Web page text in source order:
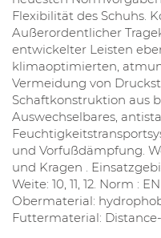
Flexibilität des Schuhs.
Außerordentlicher
entwickelter Leisten
klimaoptimierten,
Vermeidung von
Schaftkonstruktion aus
Auswechselbares,
und Vorfußdämpfung.
und Kragen .
Weite: 10, 11, 12. Norm :
Obermaterial:
Futtermaterial: